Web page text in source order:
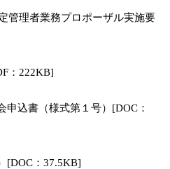
管理者業務プロポーザル実施要
：222KB]
申込書（様式第１号）[DOC：
[DOC：37.5KB]